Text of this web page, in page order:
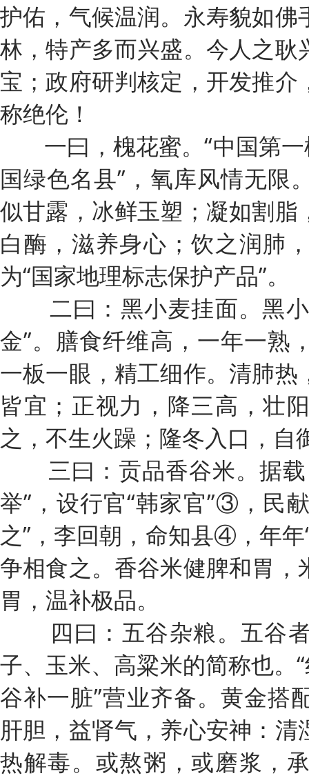
护佑，气候温润。永寿貌如
林，特产多而兴盛。今人之
宝；政府研判核定，开发推
称绝伦！
一曰，槐花蜜。“中国第一
国绿色名县”，氧库风情无限
似甘露，冰鲜玉塑；凝如割
白酶，滋养身心；饮之润肺
为“国家地理标志保护产品”。
二曰：黑小麦挂面。黑小
金”。膳食纤维高，一年一熟
一板一眼，精工细作。清肺
皆宜；正视力，降三高，壮
之，不生火躁；隆冬入口，自
三曰：贡品香谷米。据载
举”，设行官“韩家官”③，民
之”，李回朝，命知县④，年
争相食之。香谷米健脾和胃
胃，温补极品。
四曰：五谷杂粮。五谷者
子、玉米、高粱米的简称也。
谷补一脏”营业齐备。黄金搭
肝胆，益肾气，养心安神：
热解毒。或熬粥，或磨浆，